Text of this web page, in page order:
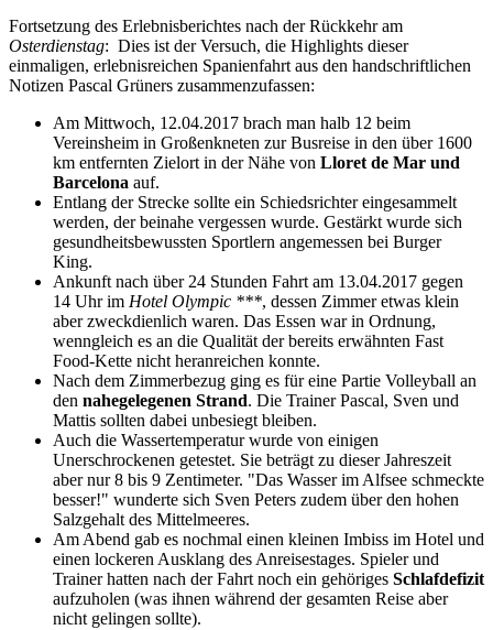
Fortsetzung des Erlebnisberichtes nach der Rückkehr am
Osterdienstag: Dies ist der Versuch, die Highlights dieser
einmaligen, erlebnisreichen Spanienfahrt aus den handschriftlichen
Notizen Pascal Grüners zusammenzufassen:
Am Mittwoch, 12.04.2017 brach man halb 12 beim
Vereinsheim in Großenkneten zur Busreise in den über 1600
km entfernten Zielort in der Nähe von Lloret de Mar und
Barcelona auf.
Entlang der Strecke sollte ein Schiedsrichter eingesammelt
werden, der beinahe vergessen wurde. Gestärkt wurde sich
gesundheitsbewussten Sportlern angemessen bei Burger
King.
Ankunft nach über 24 Stunden Fahrt am 13.04.2017 gegen
14 Uhr im Hotel Olympic ***, dessen Zimmer etwas klein
aber zweckdienlich waren. Das Essen war in Ordnung,
wenngleich es an die Qualität der bereits erwähnten Fast
Food-Kette nicht heranreichen konnte.
Nach dem Zimmerbezug ging es für eine Partie Volleyball an
den nahegelegenen Strand. Die Trainer Pascal, Sven und
Mattis sollten dabei unbesiegt bleiben.
Auch die Wassertemperatur wurde von einigen
Unerschrockenen getestet. Sie beträgt zu dieser Jahreszeit
aber nur 8 bis 9 Zentimeter. "Das Wasser im Alfsee schmeckte
besser!" wunderte sich Sven Peters zudem über den hohen
Salzgehalt des Mittelmeeres.
Am Abend gab es nochmal einen kleinen Imbiss im Hotel und
einen lockeren Ausklang des Anreisestages. Spieler und
Trainer hatten nach der Fahrt noch ein gehöriges Schlafdefizit
aufzuholen (was ihnen während der gesamten Reise aber
nicht gelingen sollte).